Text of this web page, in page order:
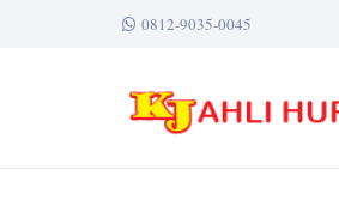
0812-9035-0045